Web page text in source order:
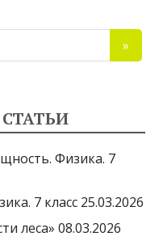
Физика. 7
7 класс 25.03.2026
леса» 08.03.2026